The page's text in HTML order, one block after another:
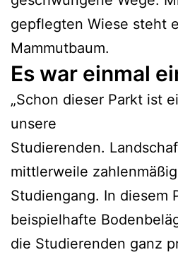
gepflegten Wiese steht
Mammutbaum.
Es war einmal
„Schon dieser Parkt ist
unsere
Studierenden.
mittlerweile
Studiengang. In diesem
beispielhafte
die Studierenden ganz